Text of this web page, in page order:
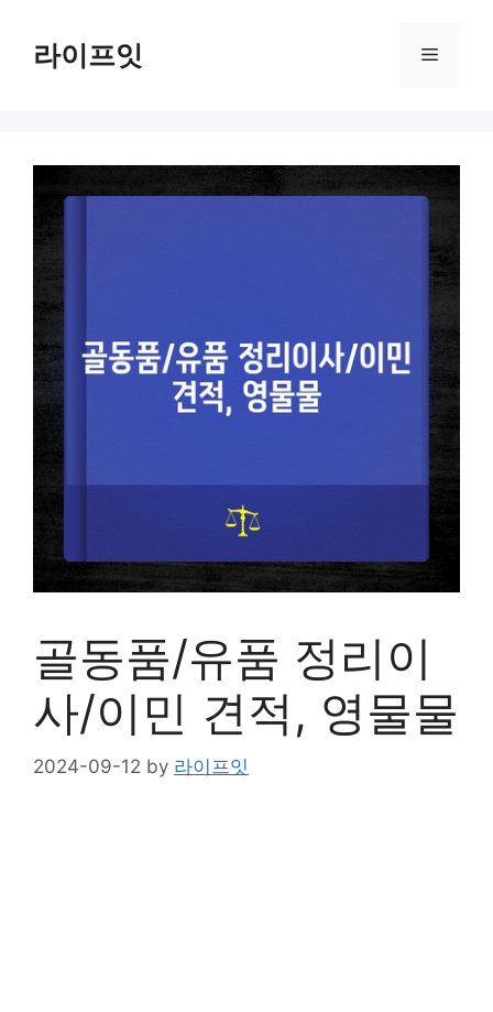
content라이프잇 Menu
골동품/유품 정리이
사/이민 견적, 영물물
2024-09-12 by 라이프잇